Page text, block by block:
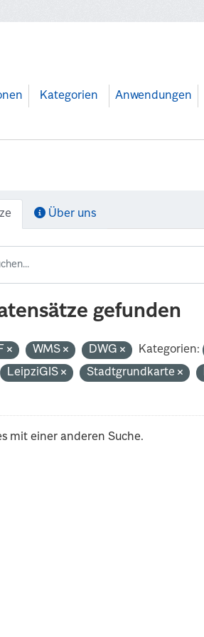
Kategorien Anwendungen
Über uns
gefunden
WMS DWG Kategorien:
LeipziGIS Stadtgrundkarte
mit einer anderen Suche.